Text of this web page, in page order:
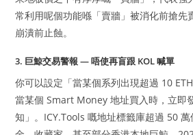
常利用呢個功能喺「賣牆」被消化前搶先
崩潰前止蝕。
3. 巨鯨交易警報 — 唔使再盲跟 KOL 喊單
你可以設定「當某個系列出現超過 10
當某個 Smart Money 地址買入時，立即
知」。ICY.Tools 嘅地址標籤庫超過 50